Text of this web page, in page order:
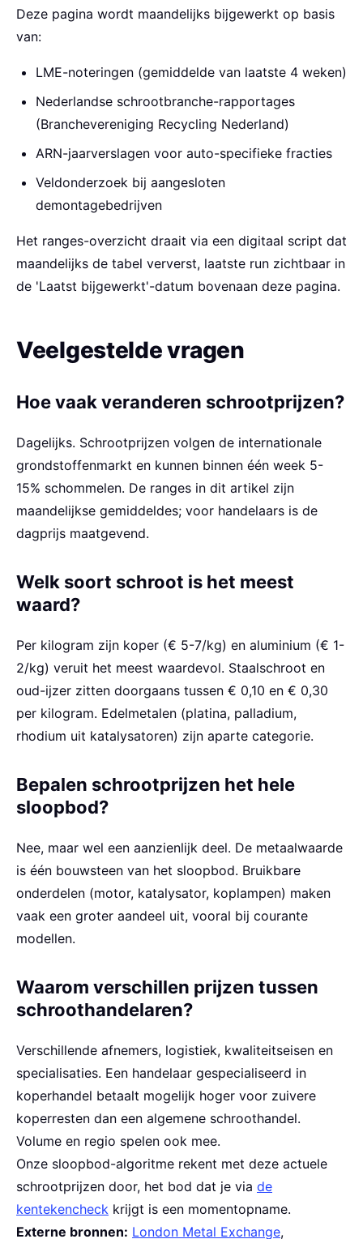
Deze pagina wordt maandelijks bijgewerkt op basis
van:
LME-noteringen (gemiddelde van laatste 4 weken)
Nederlandse schrootbranche-rapportages
(Branchevereniging Recycling Nederland)
ARN-jaarverslagen voor auto-specifieke fracties
Veldonderzoek bij aangesloten
demontagebedrijven
Het ranges-overzicht draait via een digitaal script dat
maandelijks de tabel ververst, laatste run zichtbaar in
de 'Laatst bijgewerkt'-datum bovenaan deze pagina.
Veelgestelde vragen
Hoe vaak veranderen schrootprijzen?
Dagelijks. Schrootprijzen volgen de internationale
grondstoffenmarkt en kunnen binnen één week 5-
15% schommelen. De ranges in dit artikel zijn
maandelijkse gemiddeldes; voor handelaars is de
dagprijs maatgevend.
Welk soort schroot is het meest
waard?
Per kilogram zijn koper (€ 5-7/kg) en aluminium (€ 1-
2/kg) veruit het meest waardevol. Staalschroot en
oud-ijzer zitten doorgaans tussen € 0,10 en € 0,30
per kilogram. Edelmetalen (platina, palladium,
rhodium uit katalysatoren) zijn aparte categorie.
Bepalen schrootprijzen het hele
sloopbod?
Nee, maar wel een aanzienlijk deel. De metaalwaarde
is één bouwsteen van het sloopbod. Bruikbare
onderdelen (motor, katalysator, koplampen) maken
vaak een groter aandeel uit, vooral bij courante
modellen.
Waarom verschillen prijzen tussen
schroothandelaren?
Verschillende afnemers, logistiek, kwaliteitseisen en
specialisaties. Een handelaar gespecialiseerd in
koperhandel betaalt mogelijk hoger voor zuivere
koperresten dan een algemene schroothandel.
Volume en regio spelen ook mee.
Onze sloopbod-algoritme rekent met deze actuele
schrootprijzen door, het bod dat je via de
kentekencheck krijgt is een momentopname.
Externe bronnen: London Metal Exchange,